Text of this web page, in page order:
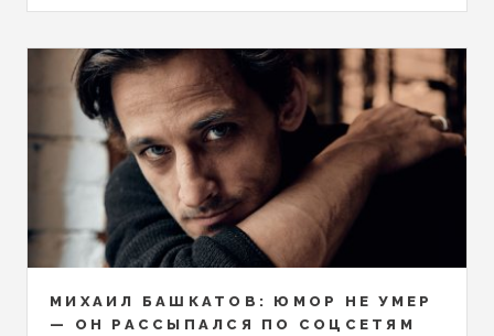
МИХАИЛ БАШКАТОВ: ЮМОР НЕ УМЕР
— ОН РАССЫПАЛСЯ ПО СОЦСЕТЯМ